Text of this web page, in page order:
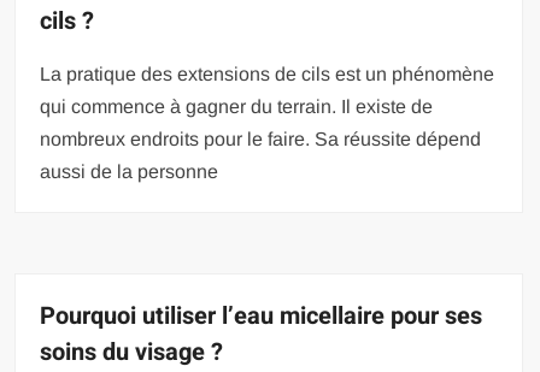
cils ?
La pratique des extensions de cils est un phénomène
qui commence à gagner du terrain. Il existe de
nombreux endroits pour le faire. Sa réussite dépend
aussi de la personne
Pourquoi utiliser l’eau micellaire pour ses
soins du visage ?